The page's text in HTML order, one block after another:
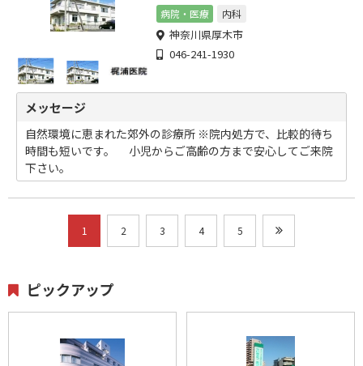
病院・医療 内科
神奈川県厚木市
046-241-1930
メッセージ
自然環境に恵まれた郊外の診療所 ※院内処方で、比較的待ち
時間も短いです。 小児からご高齢の方まで安心してご来院
下さい。
1 2 3 4 5
ピックアップ